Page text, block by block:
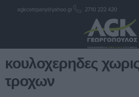
agkcompany@yahoo.gr 2710 222 420
κουλοχερηδες
κουλοχερηδες
τροχων